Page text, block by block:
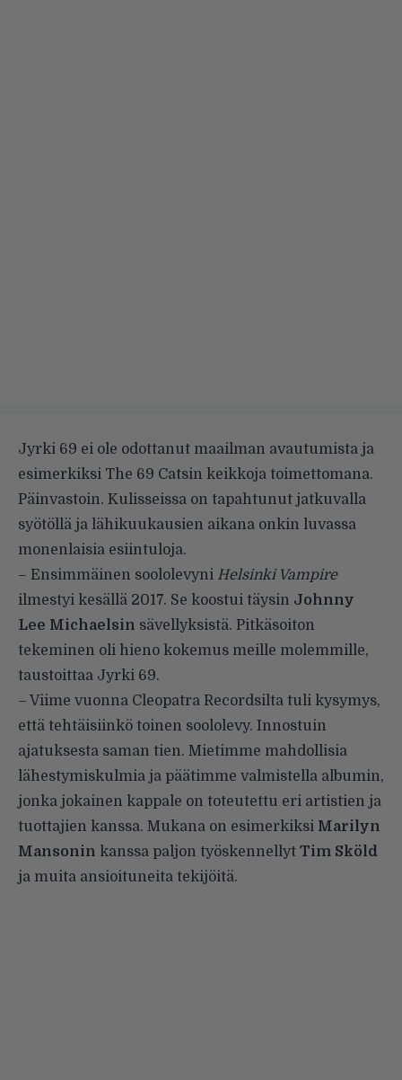
Jyrki 69 ei ole odottanut maailman avautumista ja
esimerkiksi The 69 Catsin keikkoja toimettomana.
Päinvastoin. Kulisseissa on tapahtunut jatkuvalla
syötöllä ja lähikuukausien aikana onkin luvassa
monenlaisia esiintuloja.
– Ensimmäinen soololevyni Helsinki Vampire
ilmestyi kesällä 2017. Se koostui täysin Johnny
Lee Michaelsin sävellyksistä. Pitkäsoiton
tekeminen oli hieno kokemus meille molemmille,
taustoittaa Jyrki 69.
– Viime vuonna Cleopatra Recordsilta tuli kysymys,
että tehtäisiinkö toinen soololevy. Innostuin
ajatuksesta saman tien. Mietimme mahdollisia
lähestymiskulmia ja päätimme valmistella albumin,
jonka jokainen kappale on toteutettu eri artistien ja
tuottajien kanssa. Mukana on esimerkiksi Marilyn
Mansonin kanssa paljon työskennellyt Tim Sköld
ja muita ansioituneita tekijöitä.